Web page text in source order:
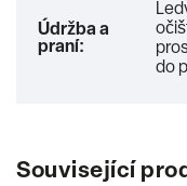
Údržba a
praní:
do
Související